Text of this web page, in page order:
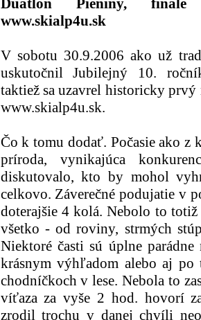
Duatlon Pieniny, finále
www.skialp4u.sk
V sobotu 30.9.2006 ako už
uskutočnil Jubilejný 10.
taktiež sa uzavrel historicky
www.skialp4u.sk.
Čo k tomu dodať. Počasie ako z
príroda, vynikajúca
diskutovalo, kto by mohol
celkovo. Záverečné podujatie v
doterajšie 4 kolá. Nebolo to
všetko - od roviny, strmých
Niektoré časti sú úplne
krásnym výhľadom alebo aj
chodníčkoch v lese. Nebola to
víťaza za vyše 2 hod. hovorí
zrodil trochu v danej chvíli